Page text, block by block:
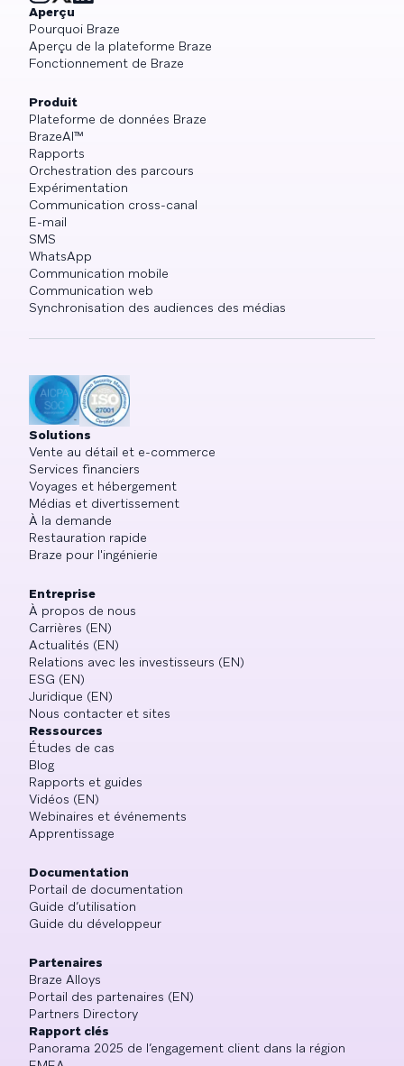
Aperçu
Pourquoi Braze
Aperçu de la plateforme Braze
Fonctionnement de Braze
Produit
Plateforme de données Braze
BrazeAI™
Rapports
Orchestration des parcours
Expérimentation
Communication cross-canal
E-mail
SMS
WhatsApp
Communication mobile
Communication web
Synchronisation des audiences des médias
Solutions
Vente au détail et e-commerce
Services financiers
Voyages et hébergement
Médias et divertissement
À la demande
Restauration rapide
Braze pour l'ingénierie
Entreprise
À propos de nous
Carrières (EN)
Actualités (EN)
Relations avec les investisseurs (EN)
ESG (EN)
Juridique (EN)
Nous contacter et sites
Ressources
Études de cas
Blog
Rapports et guides
Vidéos (EN)
Webinaires et événements
Apprentissage
Documentation
Portail de documentation
Guide d’utilisation
Guide du développeur
Partenaires
Braze Alloys
Portail des partenaires (EN)
Partners Directory
Rapport clés
Panorama 2025 de l’engagement client dans la région